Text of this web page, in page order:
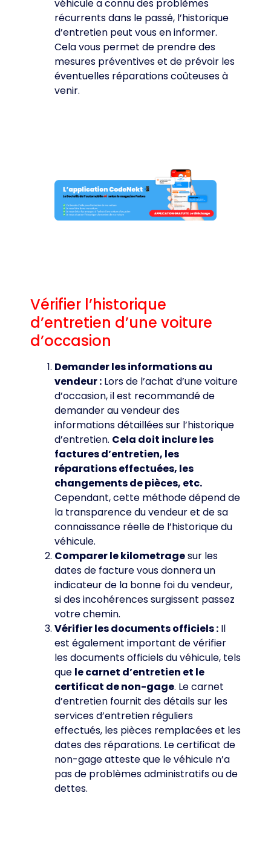
véhicule a connu des problèmes
récurrents dans le passé, l’historique
d’entretien peut vous en informer.
Cela vous permet de prendre des
mesures préventives et de prévoir les
éventuelles réparations coûteuses à
venir.
Vérifier l’historique
d’entretien d’une voiture
d’occasion
Demander les informations au
vendeur : Lors de l’achat d’une voiture
d’occasion, il est recommandé de
demander au vendeur des
informations détaillées sur l’historique
d’entretien. Cela doit inclure les
factures d’entretien, les
réparations effectuées, les
changements de pièces, etc.
Cependant, cette méthode dépend de
la transparence du vendeur et de sa
connaissance réelle de l’historique du
véhicule.
Comparer le kilometragesur les
dates de facture vous donnera un
indicateur de la bonne foi du vendeur,
si des incohérences surgissent passez
votre chemin.
Vérifier les documents officiels : Il
est également important de vérifier
les documents officiels du véhicule, tels
que le carnet d’entretien et le
certificat de non-gage. Le carnet
d’entretien fournit des détails sur les
services d’entretien réguliers
effectués, les pièces remplacées et les
dates des réparations. Le certificat de
non-gage atteste que le véhicule n’a
pas de problèmes administratifs ou de
dettes.